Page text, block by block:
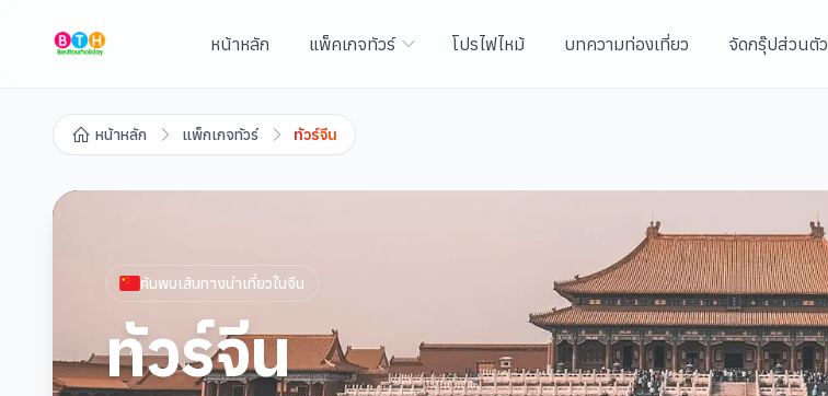
หน้าหลัก แพ็คเกจทัวร์ โปรไฟไหม้ บทความท่องเที่ยว จัดกรุ๊ปส่วนตัว
หน้าหลัก แพ็กเกจทัวร์ ทัวร์จีน
ค้นพบเส้นทางน่าเที่ยวในจีน
ทัวร์จีน